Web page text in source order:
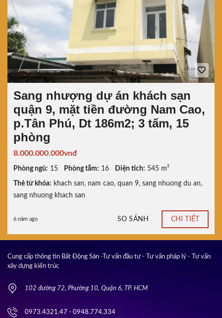
Sang nhượng dự án khách sạn
quận 9, mặt tiền đường Nam Cao,
p.Tân Phú, Dt 186m2; 3 tấm, 15
phòng
8.000.000.000vnđ
Phòng ngủ: 15 Phòng tắm: 16 Diện tích: 545 m²
Thẻ từ khóa: khach san, nam cao, quan 9, sang nhuong du an,
sang nhuong khach san
6 năm ago SO SÁNH CHI TIẾT
Cung cấp thông tin Bất Động Sản -Tư vấn đầu tư - Tư vấn pháp lý - Tư vấn
xây dựng kiến trúc
102 đường 72, Phường 10, Quận 6, TP. HCM
0973.4321.47 - 0948.774.334